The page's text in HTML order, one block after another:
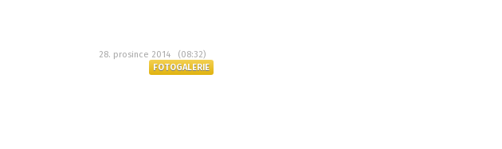
28. prosince 2014 (08:32)
FOTOGALERIE